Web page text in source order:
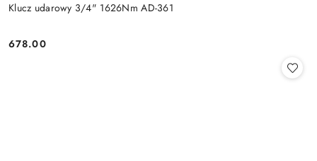
Klucz udarowy 3/4" 1626Nm AD-361
Cena:
678.00